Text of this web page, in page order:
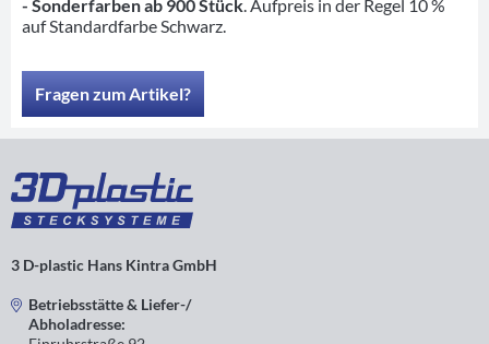
- Sonderfarben ab 900 Stück . Aufpreis in der Regel 10 %
auf Standardfarbe Schwarz.
Fragen zum Artikel?
3 D-plastic Hans Kintra GmbH
Betriebsstätte & Liefer-/
Abholadresse: